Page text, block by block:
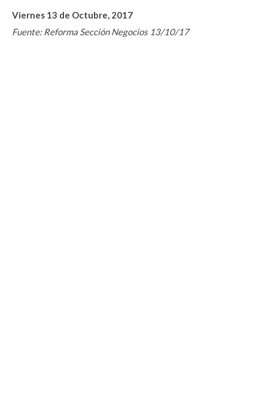
Viernes 13 de Octubre, 2017
Fuente: Reforma Sección Negocios 13/10/17